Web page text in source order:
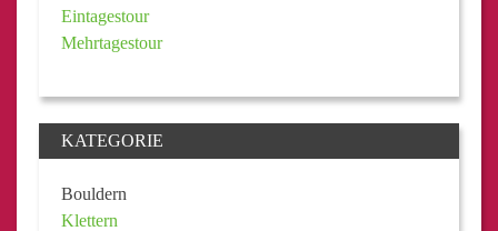
Eintagestour
Mehrtagestour
KATEGORIE
Bouldern
Klettern